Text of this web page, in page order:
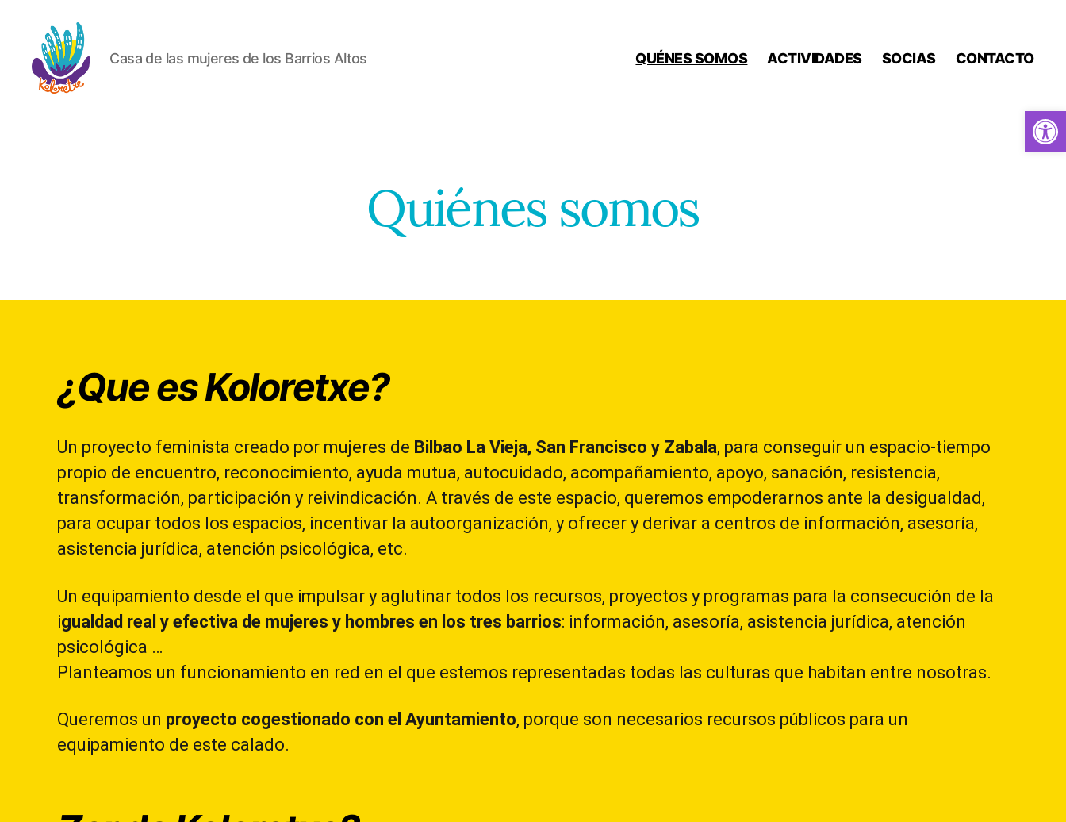
Abrir barra de herramientas
Casa de las mujeres de los Barrios Altos QUÉNES SOMOS ACTIVIDADES SOCIAS CONTACTO
Quiénes somos
¿Que es Koloretxe?
Un proyecto feminista creado por mujeres de Bilbao La Vieja, San Francisco y Zabala, para conseguir un espacio-tiempo
propio de encuentro, reconocimiento, ayuda mutua, autocuidado, acompañamiento, apoyo, sanación, resistencia,
transformación, participación y reivindicación. A través de este espacio, queremos empoderarnos ante la desigualdad,
para ocupar todos los espacios, incentivar la autoorganización, y ofrecer y derivar a centros de información, asesoría,
asistencia jurídica, atención psicológica, etc.
Un equipamiento desde el que impulsar y aglutinar todos los recursos, proyectos y programas para la consecución de la
igualdad real y efectiva de mujeres y hombres en los tres barrios: información, asesoría, asistencia jurídica, atención
psicológica …
Planteamos un funcionamiento en red en el que estemos representadas todas las culturas que habitan entre nosotras.
Queremos un proyecto cogestionado con el Ayuntamiento, porque son necesarios recursos públicos para un
equipamiento de este calado.